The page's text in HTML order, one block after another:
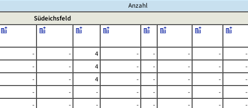
Anzahl
Südeichsfeld
- - 4 - - - -
-
- - 4 - - - -
-
- - 4 - - - -
-
- - - - - - -
-
- - - - - - -
-